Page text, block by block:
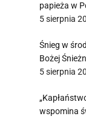
papieża w
5 sierpnia
Śnieg w
Bożej
5 sierpnia
wspomina